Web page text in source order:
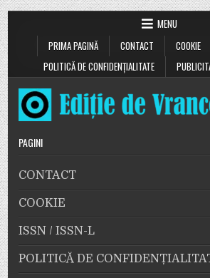
MENU
PRIMA PAGINĂ
CONTACT COOKIE
POLITICĂ DE CONFIDENȚIALITATE
PAGINI
CONTACT
COOKIE
ISSN / ISSN-L
POLITICĂ DE